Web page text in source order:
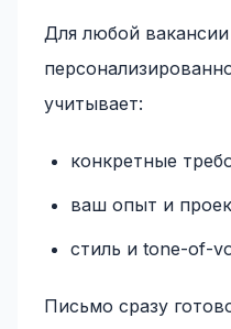
Для любой
учитывает:
конкретные
ваш опыт и
стиль и tone-of-
Письмо сразу